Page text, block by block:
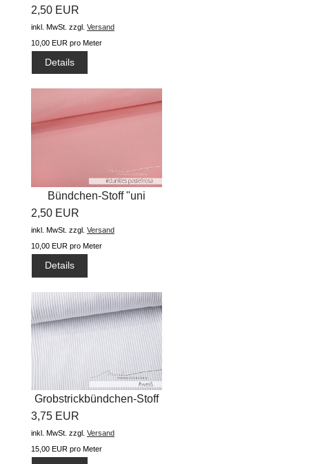
2,50 EUR
inkl. MwSt. zzgl. Versand
10,00 EUR pro Meter
Details
Bündchen-Stoff "uni
#dunkles...
2,50 EUR
inkl. MwSt. zzgl. Versand
10,00 EUR pro Meter
Details
Grobstrickbündchen-Stoff
3,75 EUR
inkl. MwSt. zzgl. Versand
15,00 EUR pro Meter